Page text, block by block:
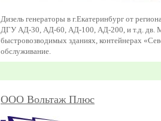
Дизель генераторы в г.Екатеринбург от
ДГУ АД-30, АД-60, АД-100, АД-200, и т.д. дв.
быстровозводимых зданиях, контейнерах
обслуживание.
ООО Вольтаж Плюс